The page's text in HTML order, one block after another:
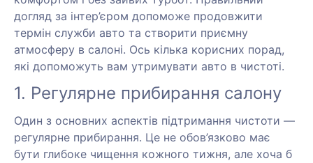
догляд за інтер’єром допоможе продовжити
термін служби авто та створити приємну
атмосферу в салоні. Ось кілька корисних порад,
які допоможуть вам утримувати авто в чистоті.
1. Регулярне прибирання салону
Один з основних аспектів підтримання чистоти —
регулярне прибирання. Це не обов’язково має
бути глибоке чищення кожного тижня, але хоча б